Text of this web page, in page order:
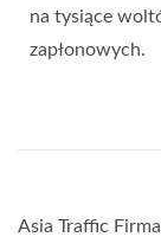
na tysiące
zapłonowych.
Asia Traffic